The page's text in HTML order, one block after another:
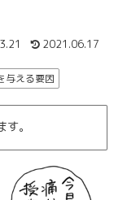
2021.06.17
与える要因
。